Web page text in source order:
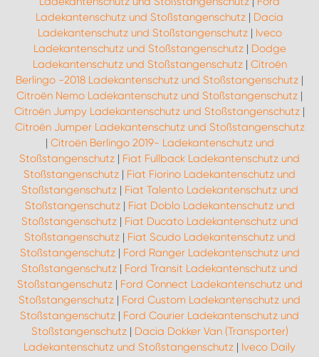
Ladekantenschutz und Stoßstangenschutz | Dacia
Ladekantenschutz und Stoßstangenschutz| Iveco
Ladekantenschutz und Stoßstangenschutz| Dodge
Ladekantenschutz und Stoßstangenschutz| Citroën
Berlingo -2018 Ladekantenschutz und Stoßstangenschutz |
Citroën Nemo Ladekantenschutz und Stoßstangenschutz |
Citroën Jumpy Ladekantenschutz und Stoßstangenschutz |
Citroën Jumper Ladekantenschutz und Stoßstangenschutz
| Citroën Berlingo 2019- Ladekantenschutz und
Stoßstangenschutz | Fiat Fullback Ladekantenschutz und
Stoßstangenschutz | Fiat Fiorino Ladekantenschutz und
Stoßstangenschutz| Fiat Talento Ladekantenschutz und
Stoßstangenschutz| Fiat Doblo Ladekantenschutz und
Stoßstangenschutz| Fiat Ducato Ladekantenschutz und
Stoßstangenschutz| Fiat Scudo Ladekantenschutz und
Stoßstangenschutz| Ford Ranger Ladekantenschutz und
Stoßstangenschutz | Ford Transit Ladekantenschutz und
Stoßstangenschutz| Ford Connect Ladekantenschutz und
Stoßstangenschutz | Ford Custom Ladekantenschutz und
Stoßstangenschutz | Ford Courier Ladekantenschutz und
Stoßstangenschutz| Dacia Dokker Van (Transporter)
Ladekantenschutz und Stoßstangenschutz | Iveco Daily